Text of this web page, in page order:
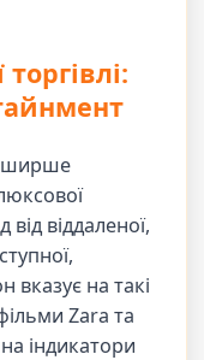
ширше
від віддаленої,
на такі
Zara та
індикатори